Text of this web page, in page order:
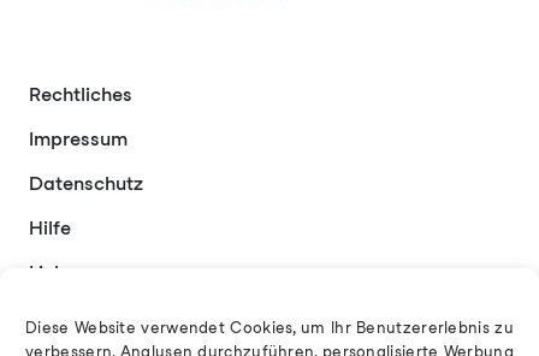
Rechtliches
Impressum
Datenschutz
Hilfe
Links
Kontakt
Diese Website verwendet Cookies, um Ihr Benutzererlebnis zu
verbessern, Analysen durchzuführen, personalisierte Werbung